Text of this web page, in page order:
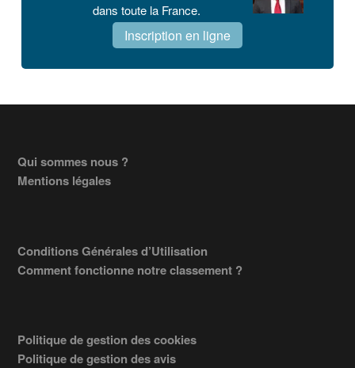
dans toute la France.
Inscription en ligne
Footer
Qui sommes nous ?
Mentions légales
Conditions Générales d’Utilisation
Comment fonctionne notre classement ?
Politique de gestion des cookies
Politique de gestion des avis